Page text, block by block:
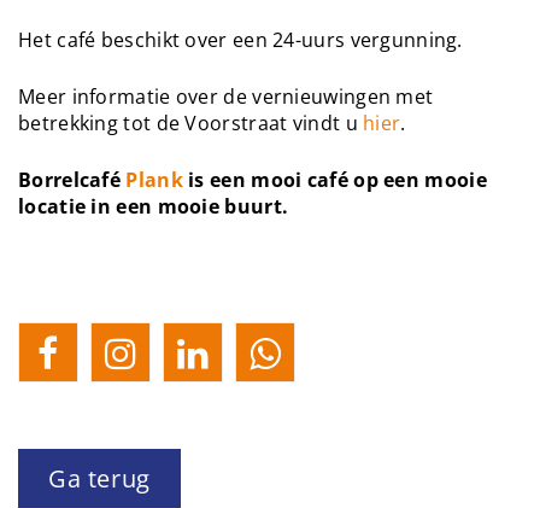
Het café beschikt over een 24-uurs vergunning.
Meer informatie over de vernieuwingen met
betrekking tot de Voorstraat vindt u hier.
Borrelcafé Plankis een mooi café op een mooie
locatie in een mooie buurt.
Ga terug